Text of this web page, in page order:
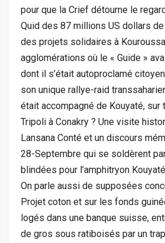
pour que la Crief détourne le
Quid des 87 millions US dollars
des projets solidaires à
agglomérations où le « Guide »
dont il s’était autoproclamé
son unique rallye-raid
était accompagné de Kouyaté, sur
Tripoli à Conakry ? Une visite
Lansana Conté et un discours
28-Septembre qui se soldèrent
blindées pour l’amphitryon
On parle aussi de supposées
Projet coton et sur les fonds
logés dans une banque suisse,
de gros sous ratiboisés par un